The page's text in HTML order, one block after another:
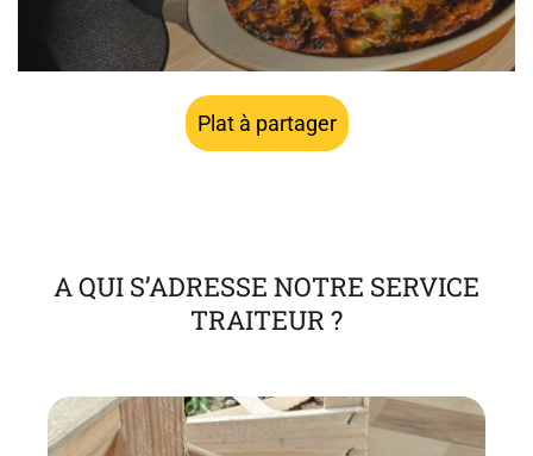
Plat à partager
A QUI S’ADRESSE NOTRE SERVICE
TRAITEUR ?